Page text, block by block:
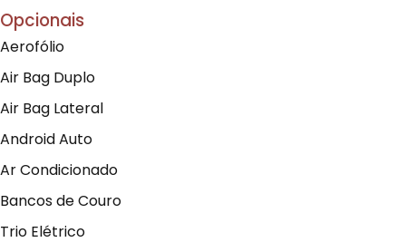
Opcionais
Aerofólio
Air Bag Duplo
Air Bag Lateral
Android Auto
Ar Condicionado
Bancos de Couro
Trio Elétrico